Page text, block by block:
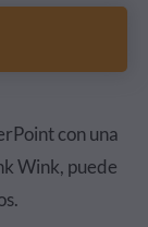
con una
Wink, puede